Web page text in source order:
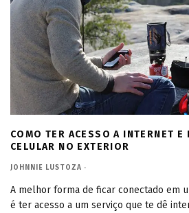
COMO TER ACESSO A INTERNET E
CELULAR NO EXTERIOR
JOHNNIE LUSTOZA ·
A melhor forma de ficar conectado em
é ter acesso a um serviço que te dê